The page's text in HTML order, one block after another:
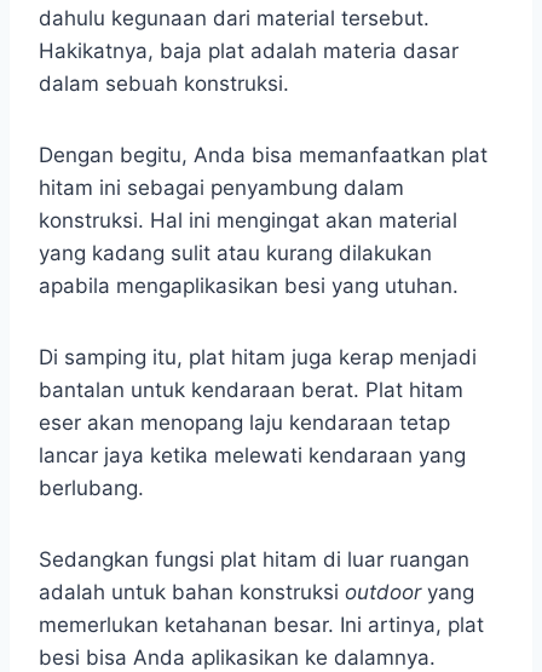
dahulu kegunaan dari material tersebut.
Hakikatnya, baja plat adalah materia dasar
dalam sebuah konstruksi.
Dengan begitu, Anda bisa memanfaatkan plat
hitam ini sebagai penyambung dalam
konstruksi. Hal ini mengingat akan material
yang kadang sulit atau kurang dilakukan
apabila mengaplikasikan besi yang utuhan.
Di samping itu, plat hitam juga kerap menjadi
bantalan untuk kendaraan berat. Plat hitam
eser akan menopang laju kendaraan tetap
lancar jaya ketika melewati kendaraan yang
berlubang.
Sedangkan fungsi plat hitam di luar ruangan
adalah untuk bahan konstruksi outdoor yang
memerlukan ketahanan besar. Ini artinya, plat
besi bisa Anda aplikasikan ke dalamnya.